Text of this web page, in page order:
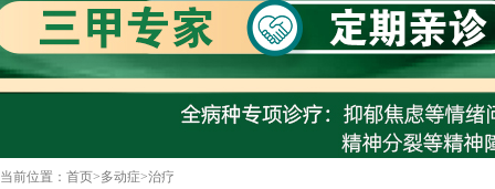
当前位置： 首页>多动症>治疗